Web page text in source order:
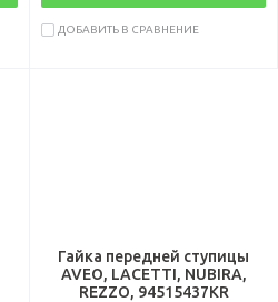
ДОБАВИТЬ В СРАВНЕНИЕ
Гайка передней ступицы
AVEO, LACETTI, NUBIRA,
REZZO, 94515437KR